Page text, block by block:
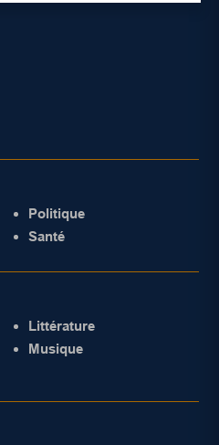
Politique
Santé
Littérature
Musique